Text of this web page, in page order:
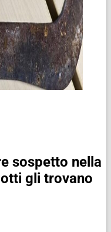
sospetto nella
gli trovano